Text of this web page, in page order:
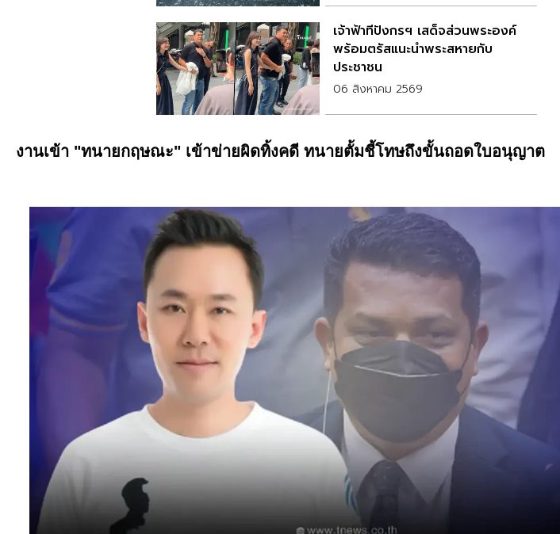
เจ้าฟ้าทีปังกรฯ เสด็จส่วนพระองค์
พร้อมตรัสแนะนำพระสหายกับ
ประชาชน
06 สิงหาคม 2569
งานเข้า "ทนายกฤษณะ" เข้าข่ายผิดทิ้งคดี ทนายตั้มชี้โทษถึงขั้นถอดใบอนุญาต